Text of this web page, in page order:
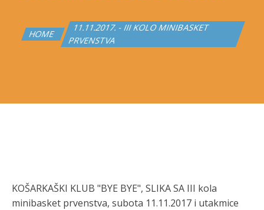
HOME
11.11.2017. - III KOLO MINIBASKET
PRVENSTVA
KOŠARKAŠKI KLUB "BYE BYE", SLIKA SA III kola
minibasket prvenstva, subota 11.11.2017 i utakmice